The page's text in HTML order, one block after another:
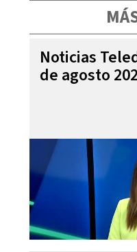
Noticias
de agosto